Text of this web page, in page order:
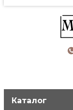
Каталог